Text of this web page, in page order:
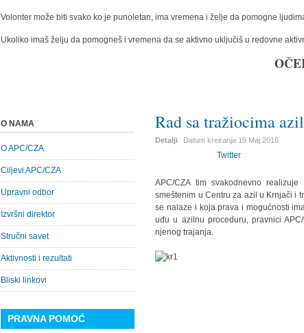
Volonter može biti svako ko je punoletan, ima vremena i želje da pomogne
Ukoliko imaš želju da pomogneš i vremena da se aktivno uključiš u redovne
Rad sa tražiocima
Detalji Datum kreiranja 19 Maj 2016
Twitter
APC/CZA tim svakodnevno
smeštenim u Centru za azil u Krnjači i
se nalaze i koja prava i mogućnosti
uđu u azilnu proceduru, pravnici
njenog trajanja.
O NAMA
O APC/CZA
Ciljevi APC/CZA
Upravni odbor
Izvršni direktor
Stručni savet
Aktivnosti i rezultati
Bliski linkovi
PRAVNA POMOĆ